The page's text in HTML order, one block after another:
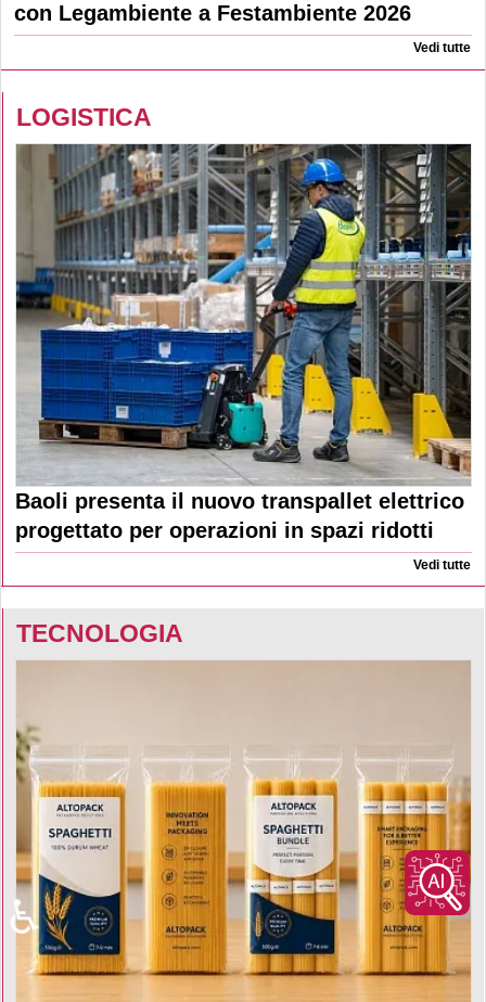
con Legambiente a Festambiente 2026
Vedi tutte
LOGISTICA
Baoli presenta il nuovo transpallet elettrico
progettato per operazioni in spazi ridotti
Vedi tutte
TECNOLOGIA